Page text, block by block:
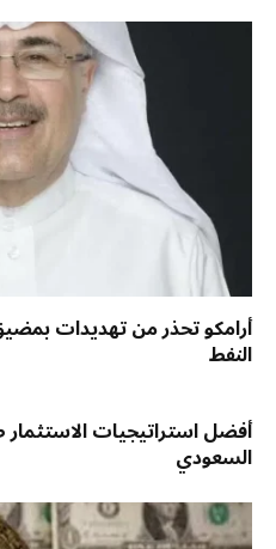
أرامكو تحذر من تهديدات
النفط
أفضل استراتيجيات
السعودي